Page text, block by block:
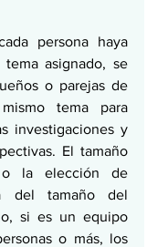
persona haya
asignado, se
o parejas de
tema para
investigaciones y
El tamaño
la elección de
del tamaño del
si es un equipo
o más, los